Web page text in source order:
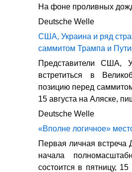
На фоне проливных
Deutsche Welle
США, Украина и ряд
саммитом Трампа и
Представители США,
встретиться в
позицию перед
15 августа на Аляске,
Deutsche Welle
«Вполне логичное»
Первая личная
начала
состоится в пятницу,